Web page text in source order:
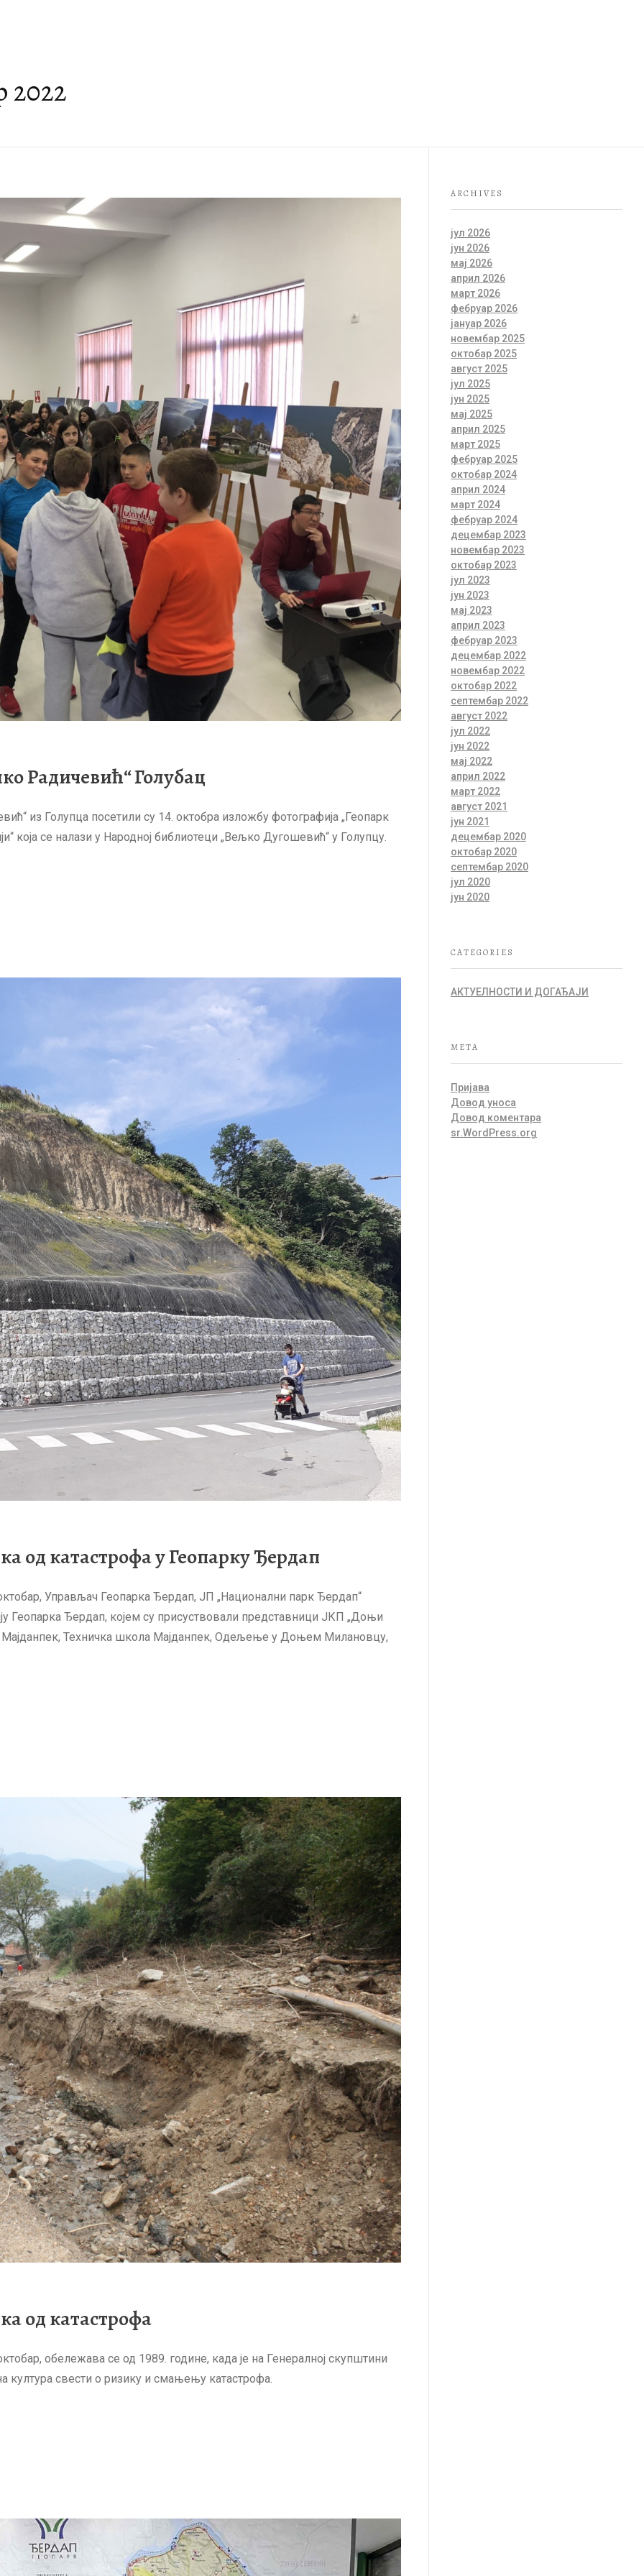
2022
Радичевић“ Голубац
из Голупца посетили су 14. октобра изложбу фотографија „Геопарк
која се налази у Народној библиотеци „Вељко Дугошевић“ у Голупцу.
катастрофа у Геопарку Ђердап
Управљач Геопарка Ђердап, ЈП „Национални парк Ђердап“
Геопарка Ђердап, којем су присуствовали представници ЈКП „Доњи
Техничка школа Мајданпек, Одељење у Доњем Милановцу,
од катастрофа
обележава се од 1989. године, када је на Генералној скупштини
култура свести о ризику и смањењу катастрофа.
ARCHIVES
јул 2026
јун 2026
мај 2026
април 2026
март 2026
фебруар 2026
јануар 2026
новембар 2025
октобар 2025
август 2025
јул 2025
јун 2025
мај 2025
април 2025
март 2025
фебруар 2025
октобар 2024
април 2024
март 2024
фебруар 2024
децембар 2023
новембар 2023
октобар 2023
јул 2023
јун 2023
мај 2023
април 2023
фебруар 2023
децембар 2022
новембар 2022
октобар 2022
септембар 2022
август 2022
јул 2022
јун 2022
мај 2022
април 2022
март 2022
август 2021
јун 2021
децембар 2020
октобар 2020
септембар 2020
јул 2020
јун 2020
CATEGORIES
АКТУЕЛНОСТИ И ДОГАЂАЈИ
META
Пријава
Довод уноса
Довод коментара
sr.WordPress.org